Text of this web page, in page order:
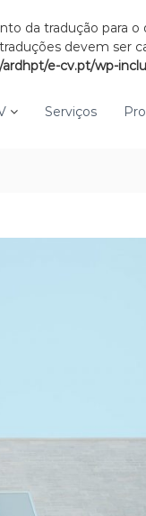
da tradução para o
devem ser
e-cv.pt/wp-
Serviços